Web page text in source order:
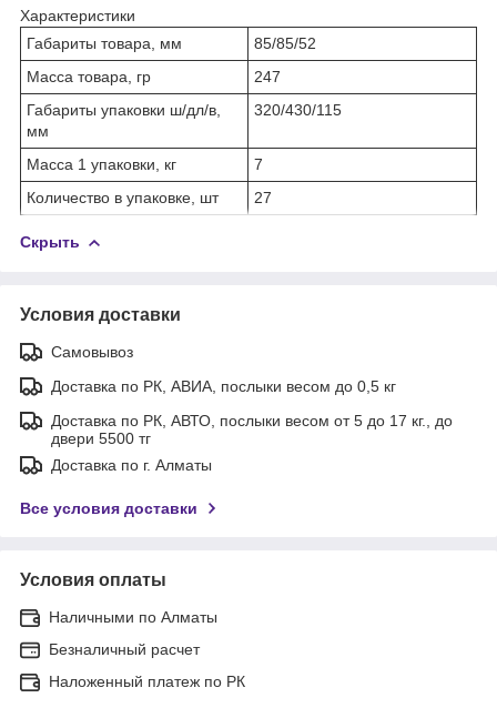
Характеристики
Габариты товара, мм
85/85/52
Масса товара, гр
247
Габариты упаковки ш/дл/в,
мм
320/430/115
Масса 1 упаковки, кг
7
Количество в упаковке, шт
27
Скрыть
Условия доставки
Самовывоз
Доставка по РК, АВИА, послыки весом до 0,5 кг
Доставка по РК, АВТО, послыки весом от 5 до 17 кг., до
двери 5500 тг
Доставка по г. Алматы
Все условия доставки
Условия оплаты
Наличными по Алматы
Безналичный расчет
Наложенный платеж по РК